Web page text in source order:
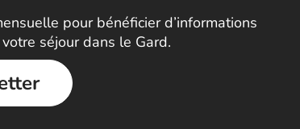
pour bénéficier d’informations
séjour dans le Gard.